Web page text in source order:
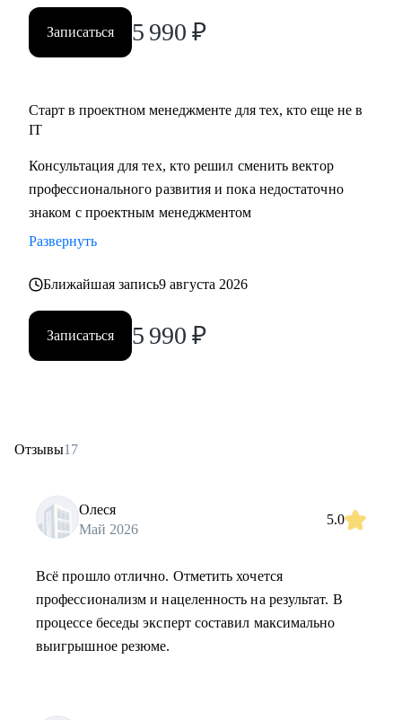
Записаться 5 990 ₽
Старт в проектном менеджменте для тех, кто еще не в
IT
Консультация для тех, кто решил сменить вектор
профессионального развития и пока недостаточно
знаком с проектным менеджментом
Развернуть
Ближайшая запись9 августа 2026
Записаться 5 990 ₽
Отзывы17
Олеся
Май 2026
5.0
Всё прошло отлично. Отметить хочется
профессионализм и нацеленность на результат. В
процессе беседы эксперт составил максимально
выигрышное резюме.